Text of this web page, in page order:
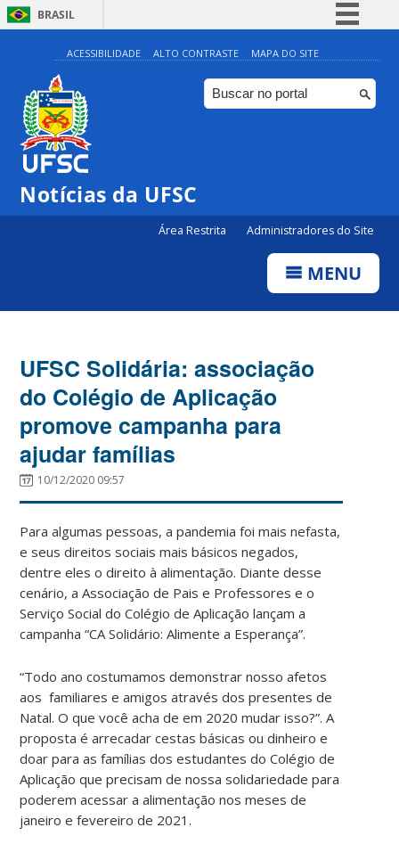
BRASIL
Simplifique!
Comunica BR
Participe
ACESSIBILIDADE ALTO CONTRASTE MAPA DO SITE
Notícias da UFSC
Área Restrita Administradores do Site
MENU
UFSC Solidária: associação
do Colégio de Aplicação
promove campanha para
ajudar famílias
10/12/2020 09:57
Para algumas pessoas, a pandemia foi mais nefasta,
e seus direitos sociais mais básicos negados,
dentre eles o direito à alimentação. Diante desse
cenário, a Associação de Pais e Professores e o
Serviço Social do Colégio de Aplicação lançam a
campanha “CA Solidário: Alimente a Esperança”.
“Todo ano costumamos demonstrar nosso afetos
aos familiares e amigos através dos presentes de
Natal. O que você acha de em 2020 mudar isso?”. A
proposta é arrecadar cestas básicas ou dinheiro e
doar para as famílias dos estudantes do Colégio de
Aplicação que precisam de nossa solidariedade para
poderem acessar a alimentação nos meses de
janeiro e fevereiro de 2021.